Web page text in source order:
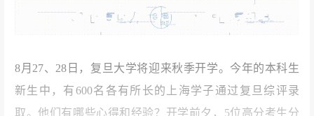
8月27、28日，复旦大学将迎来秋季开学。今年的本科生
新生中，有600名各有所长的上海学子通过复旦综评录
取。他们有哪些心得和经验？开学前夕，5位高分考生分